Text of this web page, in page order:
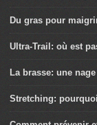
Du gras pour
Ultra-Trail: où est
La brasse: une
Stretching: